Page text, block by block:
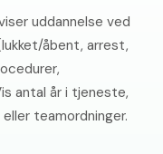
uddannelse ved
åbent, arrest,
antal år i tjeneste,
teamordninger.